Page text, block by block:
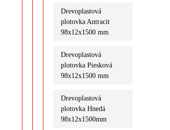
Drevoplastová
plotovka Antracit
98x12x1500 mm
Drevoplastová
plotovka Piesková
98x12x1500 mm
Drevoplastová
plotovka Hnedá
98x12x1500mm